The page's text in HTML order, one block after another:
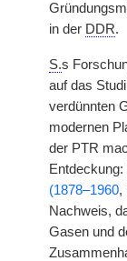
in der DDR.
S.s
auf das
verdünnten
modernen
der PTR
(1878–1960,
Nachweis,
Gasen und